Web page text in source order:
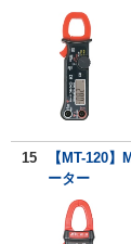
15
【MT-120
ーター